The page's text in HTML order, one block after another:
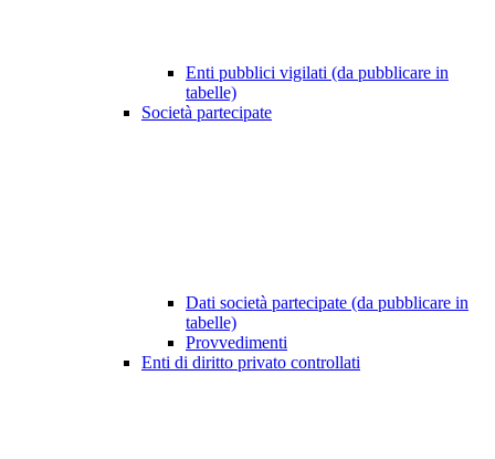
Enti pubblici vigilati (da pubblicare in
tabelle)
Società partecipate
Dati società partecipate (da pubblicare in
tabelle)
Provvedimenti
Enti di diritto privato controllati